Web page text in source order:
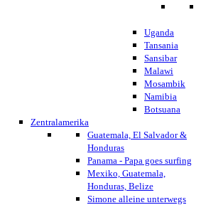
Uganda
Tansania
Sansibar
Malawi
Mosambik
Namibia
Botsuana
Zentralamerika
Guatemala, El Salvador &
Honduras
Panama - Papa goes surfing
Mexiko, Guatemala,
Honduras, Belize
Simone alleine unterwegs